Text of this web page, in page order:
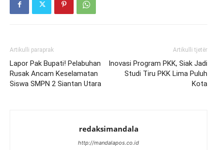
Artikulli paraprak
Lapor Pak Bupati! Pelabuhan
Rusak Ancam Keselamatan
Siswa SMPN 2 Siantan Utara
Artikulli tjetër
Inovasi Program PKK, Siak Jadi
Studi Tiru PKK Lima Puluh
Kota
redaksimandala
http://mandalapos.co.id